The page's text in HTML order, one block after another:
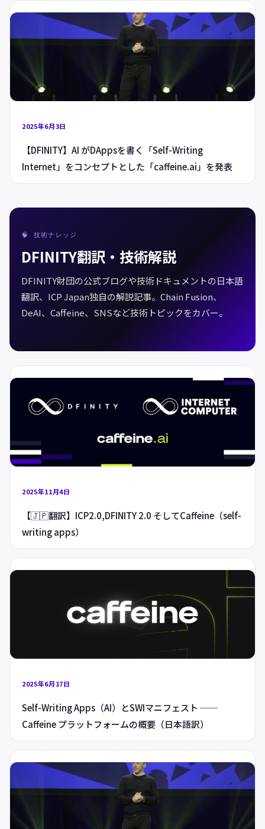
2025年6月3日
【DFINITY】AI がDAppsを書く「Self-Writing
Internet」をコンセプトとした「caffeine.ai」を発表
🧠 技術ナレッジ
DFINITY翻訳・技術解説
DFINITY財団の公式ブログや技術ドキュメントの日本語
翻訳、ICP Japan独自の解説記事。Chain Fusion、
DeAI、Caffeine、SNSなど技術トピックをカバー。
2025年11月4日
【🇯🇵翻訳】ICP2.0,DFINITY 2.0 そしてCaffeine（self-
writing apps）
2025年6月17日
Self-Writing Apps（AI）とSWIマニフェスト ──
Caffeine プラットフォームの概要（日本語訳）